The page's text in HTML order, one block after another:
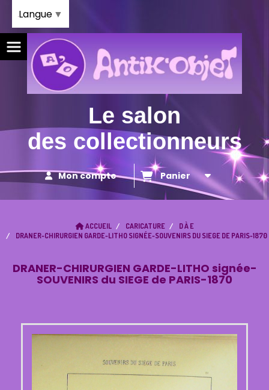
Le salon
des collectionneurs
Mon compte Panier
ACCUEIL CARICATURE
D À E
DRANER-CHIRURGIEN GARDE-LITHO SIGNÉE-SOUVENIRS DU SIEGE DE PARIS-1870
DRANER-CHIRURGIEN GARDE-LITHO signée-
SOUVENIRS du SIEGE de PARIS-1870
Langue ▼